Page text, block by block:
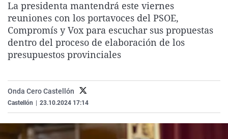
La rosa de los vientos
Gente viajera
Como el perro y el
Caso
Retornados
Equipo de
Extremadura
Galicia
La Rioja
País Vasco
Virales
Televisión
Elecciones
La presidenta mantendrá este viernes
reuniones con los portavoces del PSOE,
Compromís y Vox para escuchar sus propuestas
dentro del proceso de elaboración de los
presupuestos provinciales
Onda Cero Castellón
Castellón 23.10.2024 17:14